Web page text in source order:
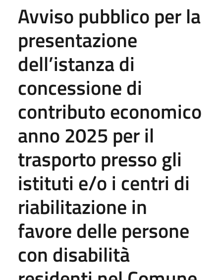
Avviso pubblico per la
presentazione
dell’istanza di
concessione di
contributo economico
anno 2025 per il
trasporto presso gli
istituti e/o i centri di
riabilitazione in
favore delle persone
con disabilità